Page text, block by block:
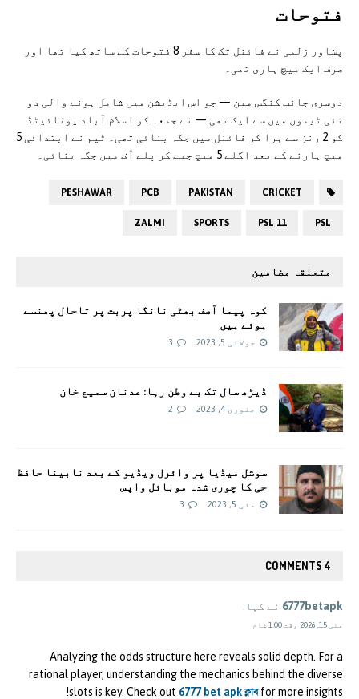
فتوحات
پشاور زلمی نے فائنل تک کا سفر 8 فتوحات کے ساتھ کیا تھا اور
صرف ایک میچ ہاری تھی۔
دوسری جانب کنگس مین — جو اس ایڈیشن میں شامل ہونے والی دو
نئی ٹیموں میں سے ایک تھی — نے جمعہ کو اسلام آباد یونائیٹڈ
کو 2 رنز سے ہرا کر فائنل میں جگہ بنائی تھی۔ ٹیم نے ابتدائی 5
میچ ہارنے کے بعد اگلے 5 میچ جیت کر پلے آف میں جگہ بنائی۔
CRICKET
PAKISTAN
PCB
PESHAWAR
PSL
PSL 11
SPORTS
ZALMI
متعلقہ مضامین
کوہ پیما آصف بھٹی نانگا پربت پر تاحال پھنسے
ہوئے ہیں
جولائی 5, 2023 3
ڈیڑھ سال تک بے وطن رہا: عدنان سمیع خان
جنوری 4, 2023 2
سوشل میڈیا پر وائرل ویڈیو کے بعد نابینا حافظ
جی کا چوری شدہ موبائل واپس
مئی 5, 2023 3
4 COMMENTS
6777betapk نے کہا:
مئی 15, 2026 وقت 1:00 شام
Analyzing the odds structure here reveals solid depth. For a
rational player, understanding the mechanics behind the diverse
slots is key. Check out 6777 bet apk ক্লাবfor more insights!